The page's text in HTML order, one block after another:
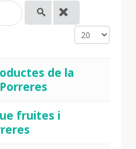
Display #
de la
fruites i